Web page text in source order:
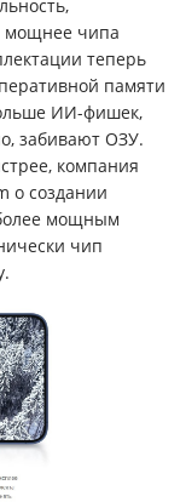
мощнее чипа
теперь
памяти
ИИ-фишек,
забивают ОЗУ.
компания
о создании
мощным
чип